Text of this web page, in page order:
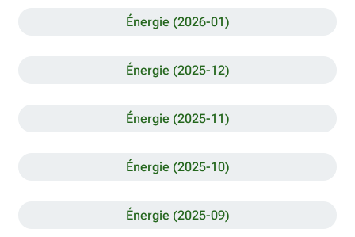
Énergie (2026-01)
Énergie (2025-12)
Énergie (2025-11)
Énergie (2025-10)
Énergie (2025-09)